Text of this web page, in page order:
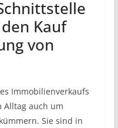
Kauf
von
Immobilienverkaufs
Alltag auch um
Sie sind in